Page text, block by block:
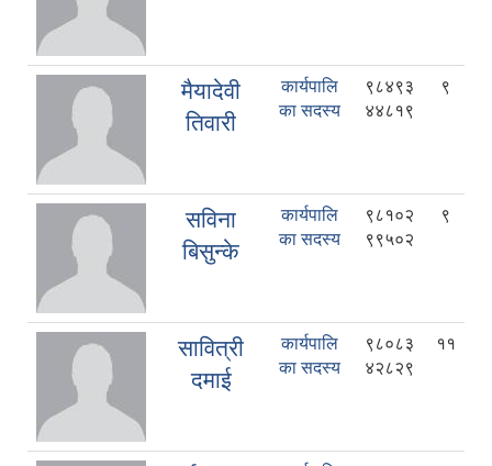
मैयादेवी
तिवारी
कार्यपालि
का सदस्य
९८४९३
४४८१९
९
सविना
बिसुन्के
कार्यपालि
का सदस्य
९८१०२
९९५०२
९
सावित्री
दमाई
कार्यपालि
का सदस्य
९८०८३
४२८२९
११